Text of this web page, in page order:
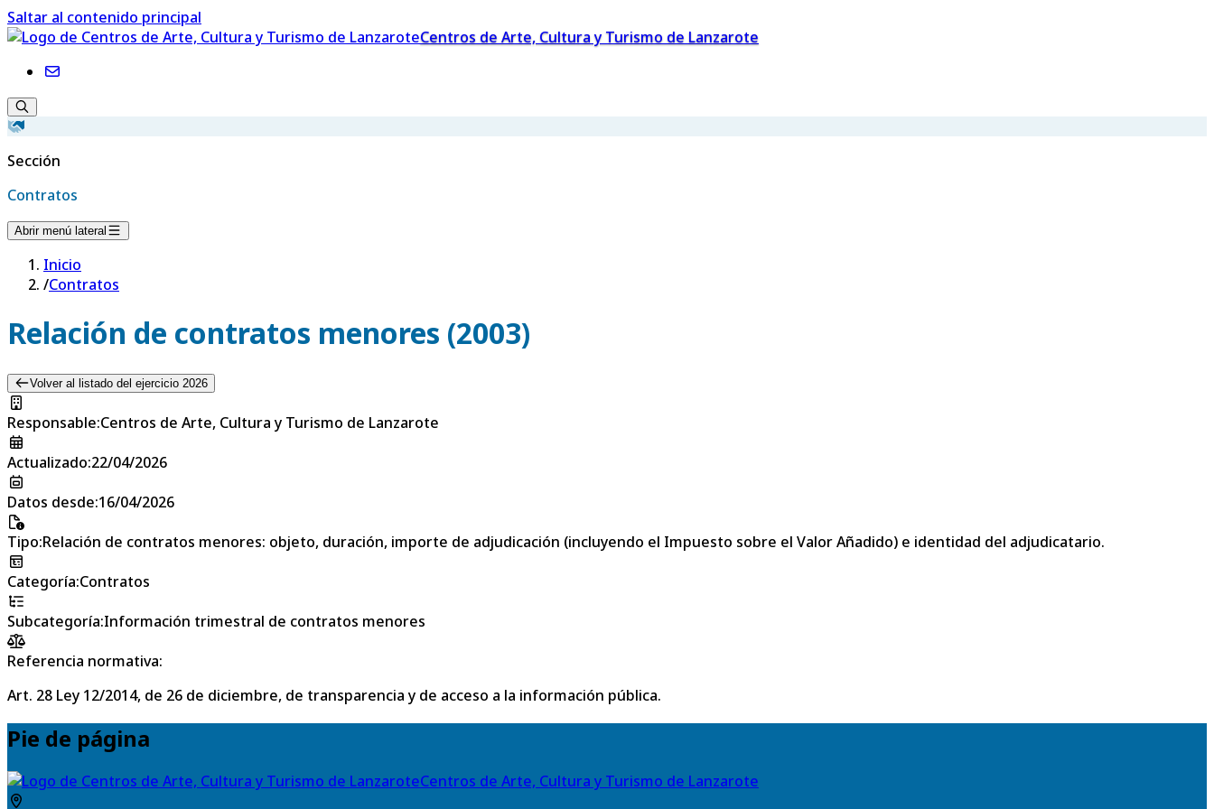
Saltar al contenido principal
Centros de Arte, Cultura y Turismo de Lanzarote
Sección
Contratos
Abrir menú lateral
Inicio
/Contratos
Relación de contratos menores (2003)
Volver al listado del ejercicio 2026
Responsable:Centros de Arte, Cultura y Turismo de Lanzarote
Actualizado:22/04/2026
Datos desde:16/04/2026
Tipo:Relación de contratos menores: objeto, duración, importe de adjudicación (incluyendo el Impuesto sobre el Valor Añadido) e identidad del adjudicatario.
Categoría:Contratos
Subcategoría:Información trimestral de contratos menores
Referencia normativa:
Art. 28 Ley 12/2014, de 26 de diciembre, de transparencia y de acceso a la información pública.
Pie de página
Centros de Arte, Cultura y Turismo de Lanzarote